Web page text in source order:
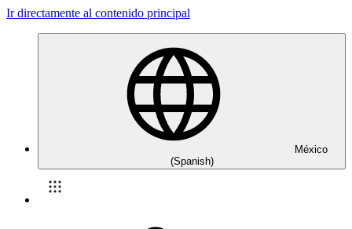
Ir directamente al contenido principal
México
(Spanish)